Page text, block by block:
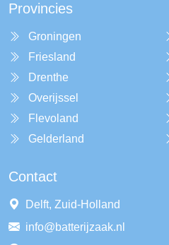
Provincies
Groningen
Friesland
Drenthe
Overijssel
Flevoland
Gelderland
Contact
Delft, Zuid-Holland
info@batterijzaak.nl